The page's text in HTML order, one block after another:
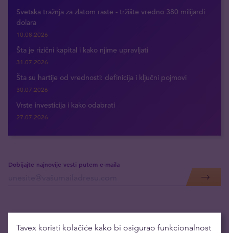
Svetska tražnja za zlatom raste - tržište vredno 380 milijardi
dolara
10.08.2026
Šta je rizični kapital i kako njime upravljati
31.07.2026
Šta su hartije od vrednosti: definicija i ključni pojmovi
30.07.2026
Vrste investicija i kako odabrati
27.07.2026
Dobijajte najnovije vesti putem e-maila
Tavex koristi kolačiće kako bi osigurao funkcionalnost